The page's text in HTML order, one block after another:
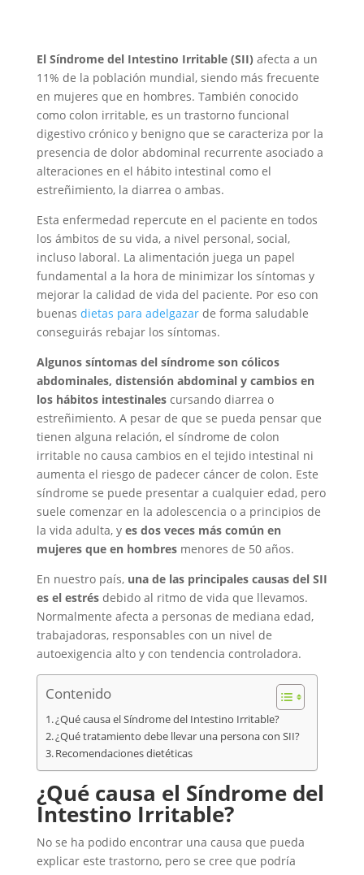
El Síndrome del Intestino Irritable (SII) afecta a un
11% de la población mundial, siendo más frecuente
en mujeres que en hombres. También conocido
como colon irritable, es un trastorno funcional
digestivo crónico y benigno que se caracteriza por la
presencia de dolor abdominal recurrente asociado a
alteraciones en el hábito intestinal como el
estreñimiento, la diarrea o ambas.
Esta enfermedad repercute en el paciente en todos
los ámbitos de su vida, a nivel personal, social,
incluso laboral. La alimentación juega un papel
fundamental a la hora de minimizar los síntomas y
mejorar la calidad de vida del paciente. Por eso con
buenas dietas para adelgazarde forma saludable
conseguirás rebajar los síntomas.
Algunos síntomas del síndrome son cólicos
abdominales, distensión abdominal y cambios en
los hábitos intestinalescursando diarrea o
estreñimiento. A pesar de que se pueda pensar que
tienen alguna relación, el síndrome de colon
irritable no causa cambios en el tejido intestinal ni
aumenta el riesgo de padecer cáncer de colon. Este
síndrome se puede presentar a cualquier edad, pero
suele comenzar en la adolescencia o a principios de
la vida adulta, yes dos veces más común en
mujeres que en hombresmenores de 50 años.
En nuestro país, una de las principales causas del SII
es el estrésdebido al ritmo de vida que llevamos.
Normalmente afecta a personas de mediana edad,
trabajadoras, responsables con un nivel de
autoexigencia alto y con tendencia controladora.
Contenido
¿Qué causa el Síndrome del Intestino Irritable?
¿Qué tratamiento debe llevar una persona con SII?
Recomendaciones dietéticas
¿Qué causa el Síndrome del
Intestino Irritable?
No se ha podido encontrar una causa que pueda
explicar este trastorno, pero se cree que podría